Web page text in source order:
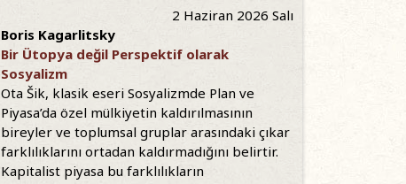
2 Haziran 2026 Salı
Boris Kagarlitsky
Bir Ütopya değil Perspektif olarak
Sosyalizm
Ota Šik, klasik eseri Sosyalizmde Plan ve
Piyasa’da özel mülkiyetin kaldırılmasının
bireyler ve toplumsal gruplar arasındaki çıkar
farklılıklarını ortadan kaldırmadığını belirtir.
Kapitalist piyasa bu farklılıkların